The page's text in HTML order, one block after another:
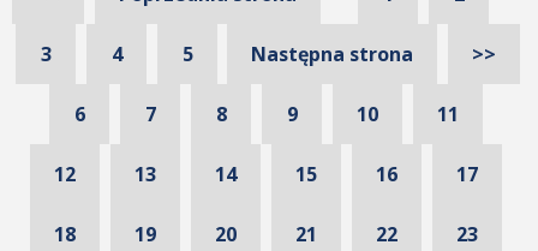
Następna strona >>
3 4 5
6 7 8 9 10 11
12 13 14 15 16 17
18 19 20 21 22 23